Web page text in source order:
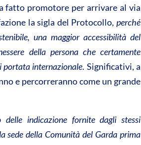
fatto promotore per arrivare al via
la sigla del Protocollo, perché
una maggior accessibilità del
della persona che certamente
portata internazionale. Significativi, a
e percorreranno come un grande
delle indicazione fornite dagli stessi
sede della Comunità del Garda prima